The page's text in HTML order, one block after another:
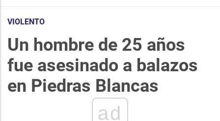
VIOLENTO
Un hombre de 25 años
fue asesinado a balazos
en Piedras Blancas
ad